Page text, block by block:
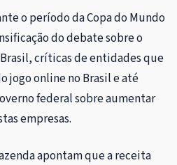
o período da Copa do Mundo
do debate sobre o
críticas de entidades que
jogo online no Brasil e até
federal sobre aumentar
empresas.
apontam que a receita